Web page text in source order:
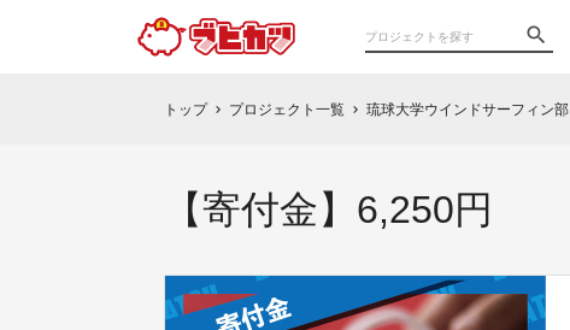
トップ chevron_right プロジェクト一覧 chevron_right 琉球大学ウインドサーフィン部
【寄付金】6,250円